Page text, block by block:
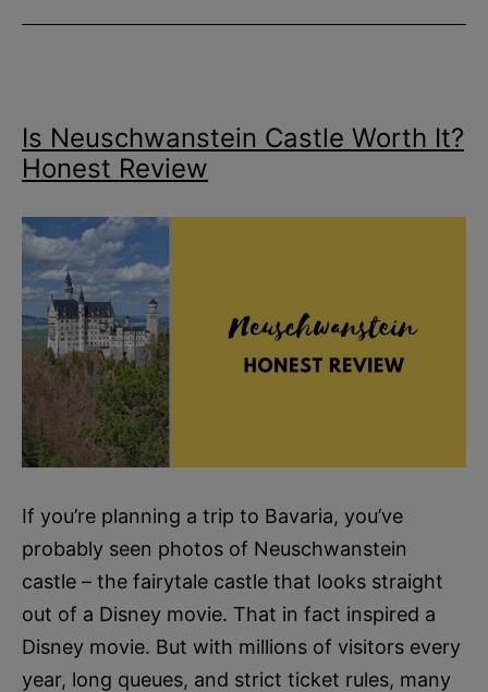
First-
Is Neuschwanstein Castle Worth It?
Honest Review
If you’re planning a trip to Bavaria, you’ve
probably seen photos of Neuschwanstein
castle – the fairytale castle that looks straight
out of a Disney movie. That in fact inspired a
Disney movie. But with millions of visitors every
year, long queues, and strict ticket rules, many